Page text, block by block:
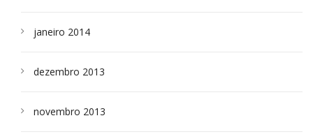
janeiro 2014
dezembro 2013
novembro 2013